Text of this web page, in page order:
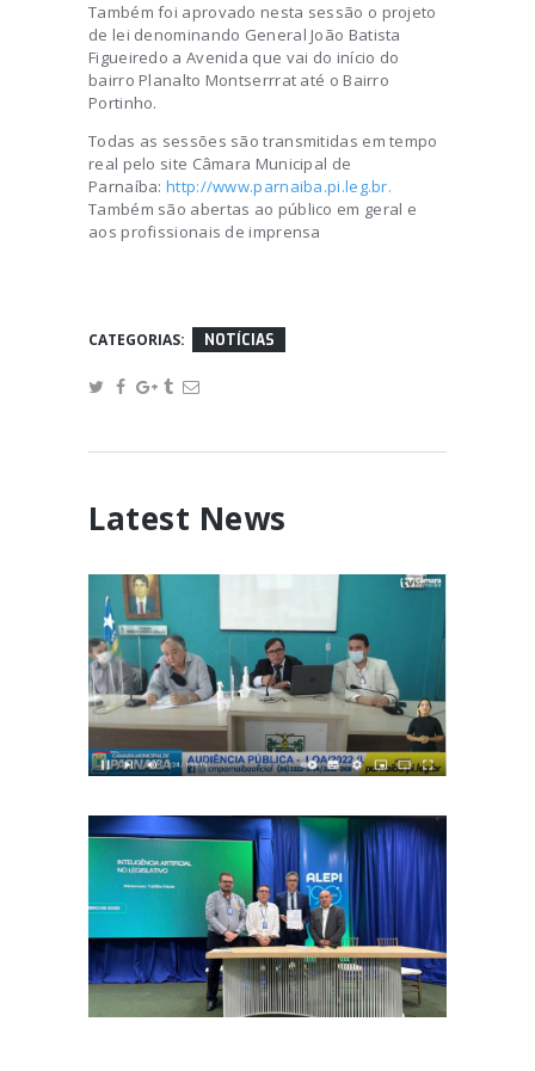
Também foi aprovado nesta sessão o projeto
de lei denominando General João Batista
Figueiredo a Avenida que vai do início do
bairro Planalto Montserrrat até o Bairro
Portinho.
Todas as sessões são transmitidas em tempo
real pelo site Câmara Municipal de
Parnaíba: http://www.parnaiba.pi.leg.br.
Também são abertas ao público em geral e
aos profissionais de imprensa
CATEGORIAS: NOTÍCIAS
Latest News
Câmara promove audiência
pública para debater a LOA –
2022
December 5, 2021
Parceria entre Escolas do
Legislativo da Câmara e da
Alepi vai ampliar oferta de
cursos em Parnaíba
September 16, 2025